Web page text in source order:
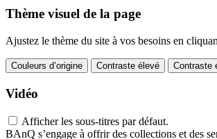
Thème visuel de la page
Ajustez le thème du site à vos besoins en
Couleurs d’origine Contraste élevé Contraste
Vidéo
Afficher les sous-titres par défaut.
BAnQ s’engage à offrir des collections et des